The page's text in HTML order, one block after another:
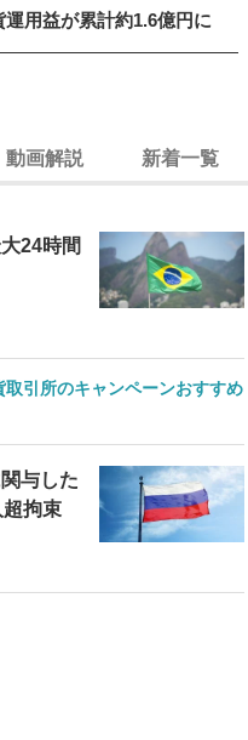
用益が累計約1.6億円に
動画解説 新着一覧
24時間
取引所のキャンペーンおすすめ
与した
拘束